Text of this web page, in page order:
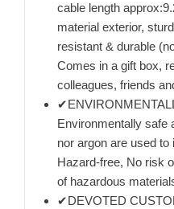
cable length
material exterior,
resistant & durable
Comes in a gift box,
colleagues, friends
Environmentally safe
nor argon are used to
Hazard-free, No risk
of hazardous
✔DEVOTED